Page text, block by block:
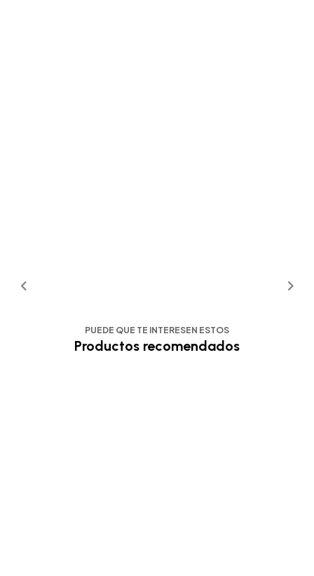
PUEDE QUE TE INTERESEN ESTOS
Productos recomendados